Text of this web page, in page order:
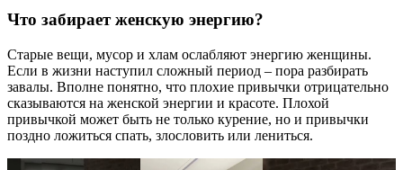
Что забирает женскую энергию?
Старые вещи, мусор и хлам ослабляют энергию женщины.
Если в жизни наступил сложный период – пора разбирать
завалы. Вполне понятно, что плохие привычки отрицательно
сказываются на женской энергии и красоте. Плохой
привычкой может быть не только курение, но и привычки
поздно ложиться спать, злословить или лениться.